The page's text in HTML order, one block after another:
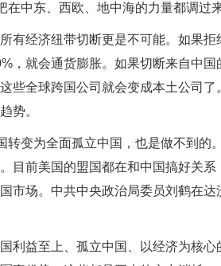
在中东、西欧、地中海的力量都调过
有经济纽带切断更是不可能。如果
，就会通货膨胀。如果切断来自中
些全球跨国公司就会变成本土公司
势。
转变为全面孤立中国，也是做不到
目前美国的盟国都在和中国搞好关
市场。中共中央政治局委员刘鹤在
利益至上、孤立中国、以经济为核